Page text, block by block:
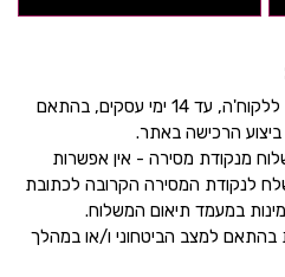
1. החברה תדאג לאספקת המוצר ללקוח'ה, עד 14 ימי עסקים, בהתאם
הרכישה באתר.
מנקודת מסירה - אין אפשרות
לנקודת המסירה הקרובה לכתובת
במעמד תיאום המשלוח.
בהתאם למצב הביטחוני ו/או במהלך